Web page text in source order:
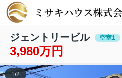
ジェントリービル 空室1
3,980万円
1/2